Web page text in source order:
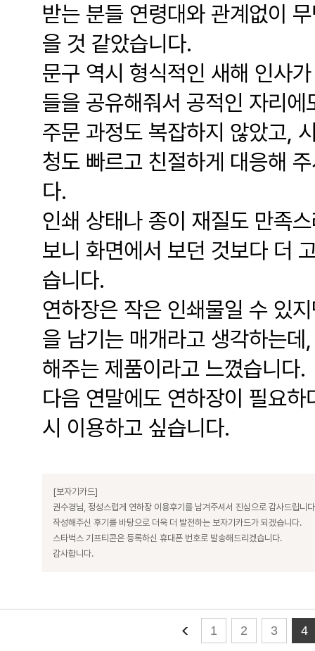
받는 분들 연령대와 관계없이
을 것 같았습니다.
문구 역시 형식적인 새해 인사
들을 공유해줘서 공적인 자리
주문 과정도 복잡하지 않았고,
청도 빠르고 친절하게 대응해
다.
인쇄 상태나 종이 재질도 만족
보니 화면에서 보던 것보다 더
습니다.
연하장은 작은 인쇄물일 수 있
을 남기는 매개라고 생각하는
해주는 제품이라고 느꼈습니다.
다음 연말에도 연하장이 필요
시 이용하고 싶습니다.
[보자기카드]
권수경님, 정성스럽게 연하장 이용후기를 남겨주셔서 진심으로 감사드립니
작성해주신 후기를 바탕으로 더욱 더 발전하는 보자기카드가 되겠습니다.
스타벅스 기프티콘은 등록하신 휴대폰 번호로 발송해드리겠습니다.
감사합니다.
1 2 3 4